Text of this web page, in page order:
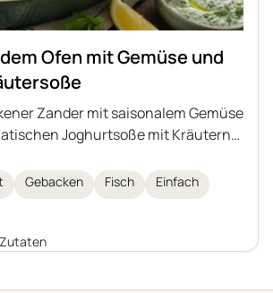
Ofen mit Gemüse und
Zander mit saisonalem Gemüse
Joghurtsoße mit Kräutern
das sich auch mit anderen
oder Salzwasserfischen
Gebacken Fisch
Einfach